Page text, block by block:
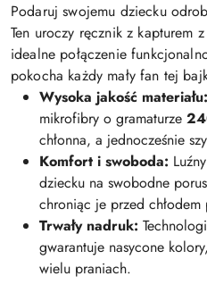
Podaruj swojemu dziecku
Ten uroczy ręcznik z kapturem
idealne połączenie
pokocha każdy mały fan tej
Wysoka jakość materiału:
mikrofibry o gramaturze
chłonna, a jednocześnie
Komfort i swoboda:
dziecku na swobodne
chroniąc je przed
Trwały nadruk:
gwarantuje nasycone
wielu praniach.